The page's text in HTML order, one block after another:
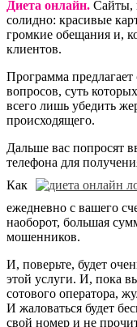
Диета онлайн. Сайты,
солидно: красивые
громкие обещания и,
клиентов.
Программа предлагает
вопросов, суть
всего лишь убедить
происходящего.
Дальше вас попросят
телефона для
Как
ежедневно с вашего
наоборот, большая
мошенников.
И, поверьте, будет
этой услуги. И, пока
сотового оператора,
И жаловаться будет
свой номер и не